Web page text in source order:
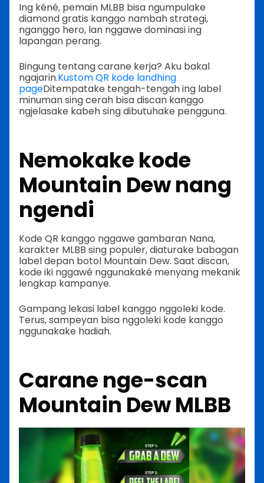
Ing kéné, pemain MLBB bisa ngumpulake
diamond gratis kanggo nambah strategi,
nganggo hero, lan nggawe dominasi ing
lapangan perang.
Bingung tentang carane kerja? Aku bakal
ngajarin.Kustom QR kode landhing
pageDitempatake tengah-tengah ing label
minuman sing cerah bisa discan kanggo
ngjelasake kabeh sing dibutuhake pengguna.
Nemokake kode
Mountain Dew nang
ngendi
Kode QR kanggo nggawe gambaran Nana,
karakter MLBB sing populer, diaturake babagan
label depan botol Mountain Dew. Saat discan,
kode iki nggawé nggunakaké menyang mekanik
lengkap kampanye.
Gampang lekasi label kanggo nggoleki kode.
Terus, sampeyan bisa nggoleki kode kanggo
nggunakake hadiah.
Carane nge-scan
Mountain Dew MLBB